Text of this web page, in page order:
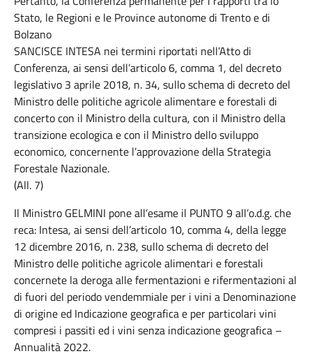
Stato, le Regioni e le Province autonome di Trento e di
Bolzano
SANCISCE INTESA nei termini riportati nell’Atto di
Conferenza, ai sensi dell’articolo 6, comma 1, del decreto
legislativo 3 aprile 2018, n. 34, sullo schema di decreto del
Ministro delle politiche agricole alimentare e forestali di
concerto con il Ministro della cultura, con il Ministro della
transizione ecologica e con il Ministro dello sviluppo
economico, concernente l’approvazione della Strategia
Forestale Nazionale.
(All. 7)
Il Ministro GELMINI pone all’esame il PUNTO 9 all’o.d.g. che
reca: Intesa, ai sensi dell’articolo 10, comma 4, della legge
12 dicembre 2016, n. 238, sullo schema di decreto del
Ministro delle politiche agricole alimentari e forestali
concernete la deroga alle fermentazioni e rifermentazioni al
di fuori del periodo vendemmiale per i vini a Denominazione
di origine ed Indicazione geografica e per particolari vini
compresi i passiti ed i vini senza indicazione geografica –
Annualità 2022.